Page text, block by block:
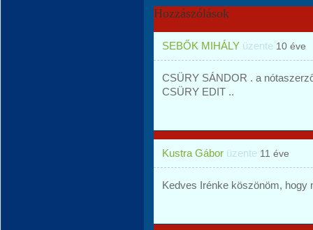
Hozzászólások
SEBŐK MIHÁLY üzente 10 éve
CSÜRY SÁNDOR . a
CSÜRY EDIT ..
Kustra Gábor üzente 11 éve
Kedves Irénke köszönöm, hogy